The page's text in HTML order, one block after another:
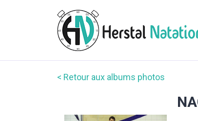
< Retour aux albums photos